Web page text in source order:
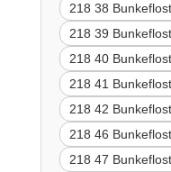
218 38
218 39
218 40
218 41
218 42
218 46
218 47